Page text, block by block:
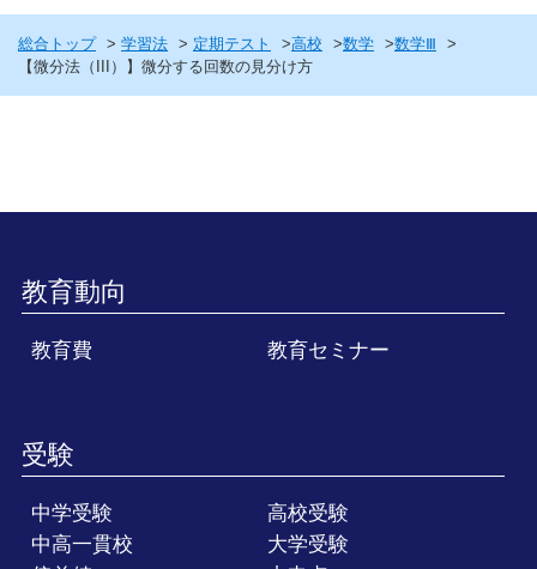
総合トップ 学習法 定期テスト 高校 数学
数学Ⅲ
【微分法（III）】微分する回数の見分け方
教育動向
教育費 教育セミナー
受験
中学受験
高校受験
中高一貫校
大学受験